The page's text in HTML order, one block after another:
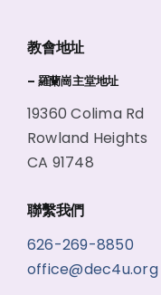
教會地址
– 羅蘭崗主堂地址
19360 Colima Rd
Rowland Heights
CA 91748
聯繫我們
626-269-8850
office@dec4u.org